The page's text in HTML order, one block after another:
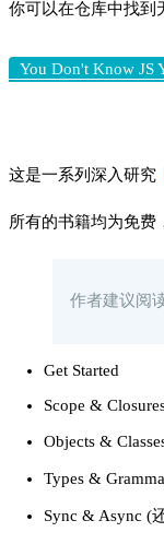
你可以在仓库中找到
You Don't Know JS
这是一系列深入研究
所有的书籍均为免费
作者建议阅
Get Started
Scope &
Objects &
Types &
Sync & Async (